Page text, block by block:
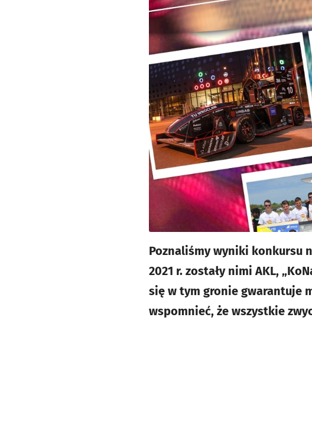
Poznaliśmy wyniki konkursu
2021 r. zostały nimi AKL,
się w tym gronie gwarantuje
wspomnieć, że wszystkie